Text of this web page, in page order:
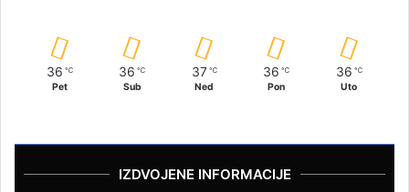
36 ℃
Pet
36 ℃
Sub
37 ℃
Ned
36 ℃
Pon
36 ℃
Uto
IZDVOJENE INFORMACIJE